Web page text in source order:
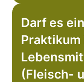
Darf es
Praktikum
(Fleisch-